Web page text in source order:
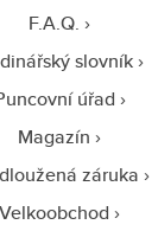
F.A.Q.
slovník
úřad
Magazín
záruka
Velkoobchod